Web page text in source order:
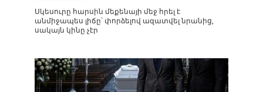
Սկեսուրը հարսին մեքենայի մեջ հրել է
անմիջապես լիճը՝ փորձելով ազատվել նրանից,
սակայն կինը չէր